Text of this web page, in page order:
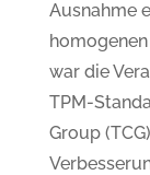
Ausnahme
war die
TPM-
Group